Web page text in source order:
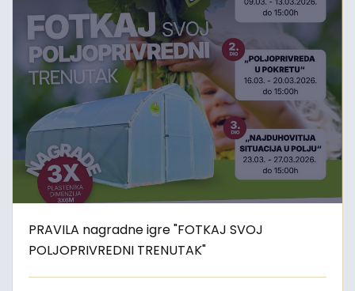
PRAVILA nagradne igre "FOTKAJ SVOJ
POLJOPRIVREDNI TRENUTAK"